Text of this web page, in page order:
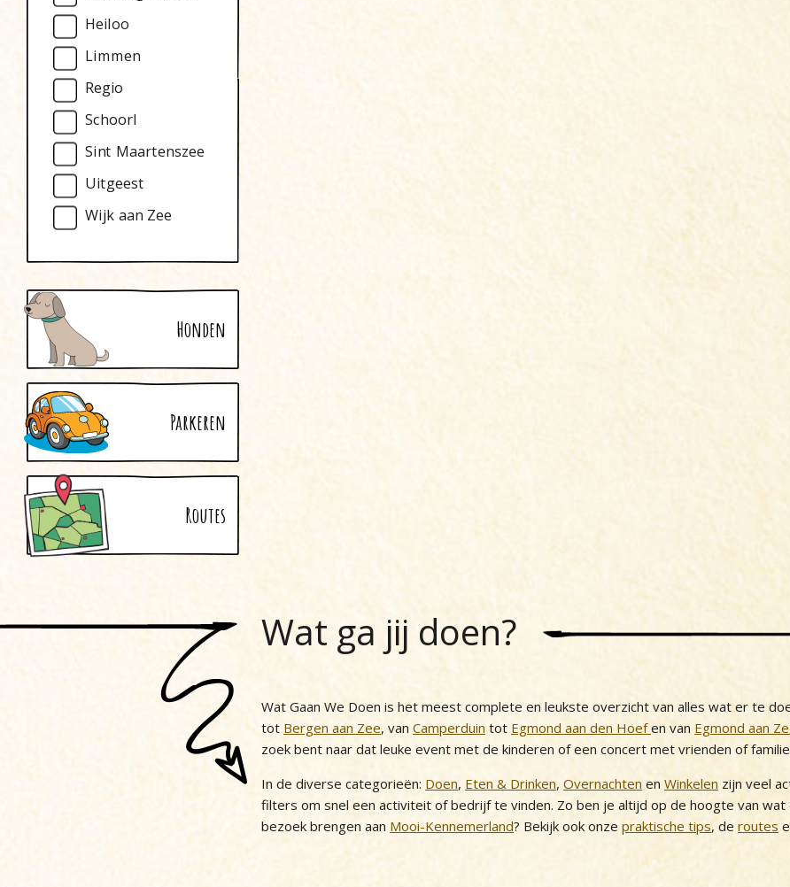
Heiloo
Limmen
Regio
Schoorl
Sint Maartenszee
Uitgeest
Wijk aan Zee
Honden
Parkeren
Routes
Wat ga jij doen?
Wat Gaan We Doen is het meest complete en leukste overzicht van alles wat er te
tot Bergen aan Zee, van Camperduin tot Egmond aan den Hoefen van Egmond aan
zoek bent naar dat leuke event met de kinderen of een concert met vrienden of
In de diverse categorieën: Doen, Eten & Drinken, Overnachten en Winkelen zijn veel
filters om snel een activiteit of bedrijf te vinden. Zo ben je altijd op de hoogte van
bezoek brengen aan Mooi-Kennemerland? Bekijk ook onze praktische tips, de routes